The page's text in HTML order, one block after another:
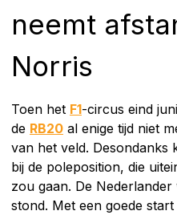
neemt
Norris
Toen het F1-circus eind
de RB20 al enige tijd niet
van het veld. Desondanks
bij de poleposition, die
zou gaan. De
stond. Met een goede